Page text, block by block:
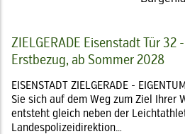
ZIELGERADE Eisenstadt Tür
Erstbezug, ab Sommer 2028
EISENSTADT ZIELGERADE -
Sie sich auf dem Weg zum Ziel Ihrer
entsteht gleich neben der
Landespolizeidirektion…